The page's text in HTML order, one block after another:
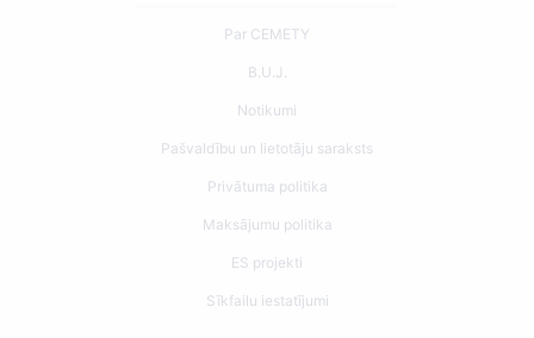
Par CEMETY
B.U.J.
Notikumi
Pašvaldību un lietotāju saraksts
Privātuma politika
Maksājumu politika
ES projekti
Sīkfailu iestatījumi